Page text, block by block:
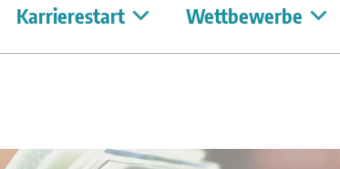
Karrierestart Wettbewerbe